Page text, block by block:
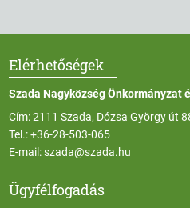
Elérhetőségek
Szada Nagyközség Önkormányzat
Cím: 2111 Szada, Dózsa György út
Tel.:+36-28-503-065
E-mail:szada@szada.hu
Ügyfélfogadás